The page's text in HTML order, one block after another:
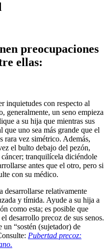
preocupaciones
ellas:
inquietudes con respecto al
generalmente, un seno empieza
a su hija que mientras sus
que uno sea más grande que el
rara vez simétrico. Además,
el bulto debajo del pezón,
cáncer; tranquilícela diciéndole
antes que el otro, pero si
con su médico.
desarrollarse relativamente
y tímida. Ayude a su hija a
como esta; es posible que
desarrollo precoz de sus senos.
un “sostén (sujetador) de
Pubertad precoz: